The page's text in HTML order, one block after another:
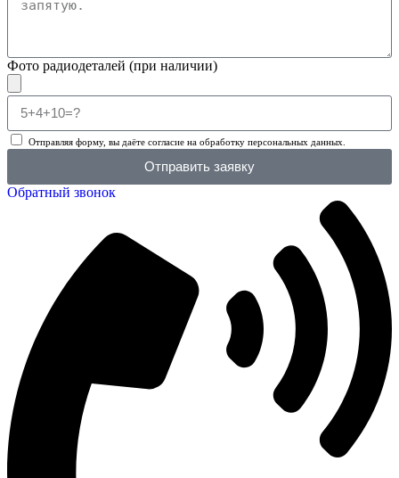
Фото радиодеталей (при наличии)
Отправляя форму, вы даёте согласие на обработку персональных данных.
Отправить заявку
Обратный звонок